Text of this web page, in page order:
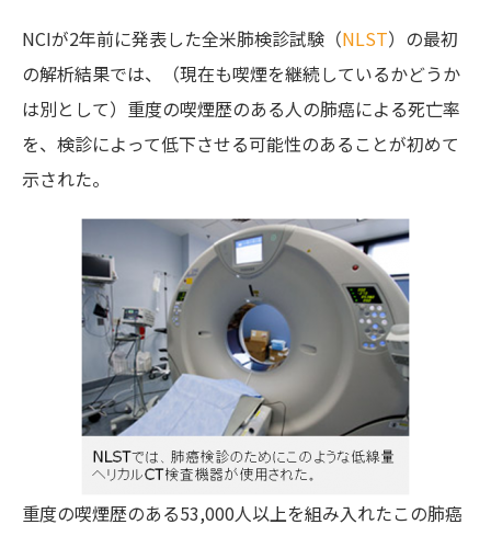
NCIが2年前に発表した全米肺検診試験（NLST）の最初
の解析結果では、（現在も喫煙を継続しているかどうか
は別として）重度の喫煙歴のある人の肺癌による死亡率
を、検診によって低下させる可能性のあることが初めて
示された。
重度の喫煙歴のある53,000人以上を組み入れたこの肺癌